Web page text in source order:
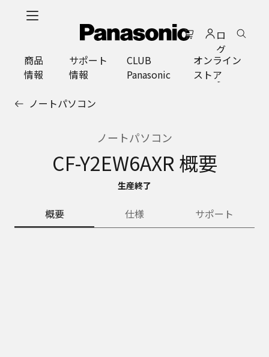
ロ
グ
イ
ン
商品
情報
サポート
情報
CLUB
Panasonic
オンライン
ストア
ノートパソコン
ノートパソコン
CF-Y2EW6AXR 概要
生産終了
概要 仕様 サポート